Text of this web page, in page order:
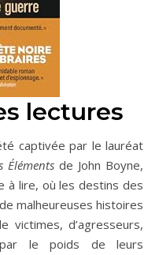
lectures
captivée par le lauréat
Éléments de John Boyne,
à lire, où les destins des
malheureuses histoires
victimes, d’agresseurs,
le poids de leurs